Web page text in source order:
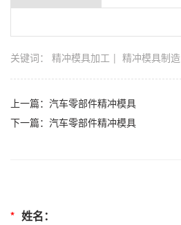
关键词： 精冲模具加工 精冲模具制造
上一篇： 汽车零部件精冲模具
下一篇： 汽车零部件精冲模具
* 姓名：